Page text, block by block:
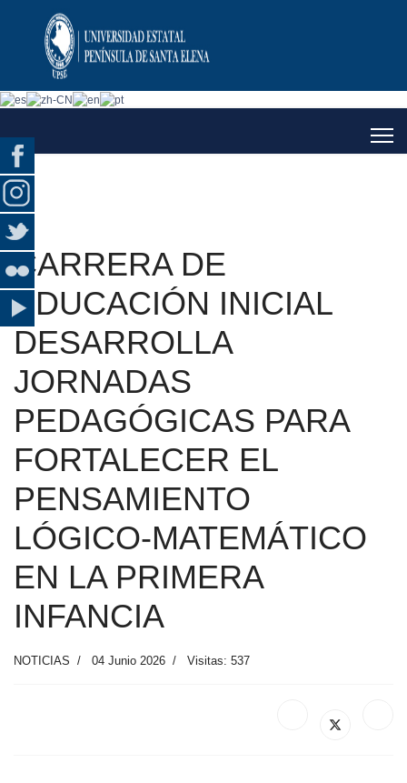
CARRERA DE
EDUCACIÓN INICIAL
DESARROLLA
JORNADAS
PEDAGÓGICAS PARA
FORTALECER EL
PENSAMIENTO
LÓGICO-MATEMÁTICO
EN LA PRIMERA
INFANCIA
NOTICIAS 04 Junio 2026 Visitas: 537